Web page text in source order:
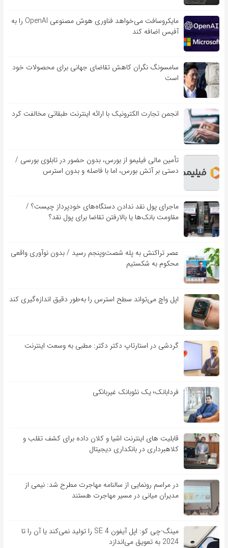
مایکروسافت می‌خواهد فناوری هوش مصنوعی OpenAI را به
آفیس اضافه کند
سامسونگ نگران کاهش تقاضای جهانی برای محصولات خود
است
انجمن تجارت الکترونیک با ارائه اینترنت طبقاتی مخالفت کرد
تأمین مالی فیلیمو از بورس، بدون حضور در تابلوی بورسی /
دستی بر آتش بورس، اما با فاصله و بدون استرس
ماجرای پول نقد ندادن دستگاه‌های خودپرداز چیست؟ /
مقاومت بانک‌ها یا بالارفتن تقاضا برای پول نقد؟
عصر تراکنش به پله شصت‌وپنجم رسید / بدون نوآوری واقعی
محکوم به شکستیم
اپل واچ می‌تواند سطح استرس را به‌طور دقیق اندازه‌گیری کند
گردشی در استارتاپ دکتر دکتر: مطبی به وسعت اینترنت
فردابانک؛ یک نئوبانک غیربانکی
قابلیت ‏های اینترنت اشیا و کلان‏ داده برای کشف تقلب و
کلاهبرداری در بانکداری دیجیتال
در مراسم رونمایی از سالنامه مهاجرت مطرح شد: نیمی از
مدیران میانی در مسیر مهاجرت هستند
مینگ-چی کو: اپل آیفون SE 4 را تولید نمی‌کند یا آن را تا
2024 به تعویق می‌اندازد